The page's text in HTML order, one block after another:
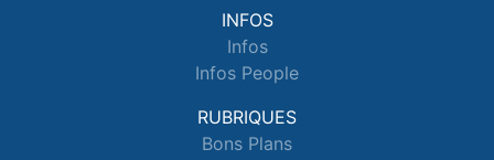
INFOS
Infos
Infos People
RUBRIQUES
Bons Plans